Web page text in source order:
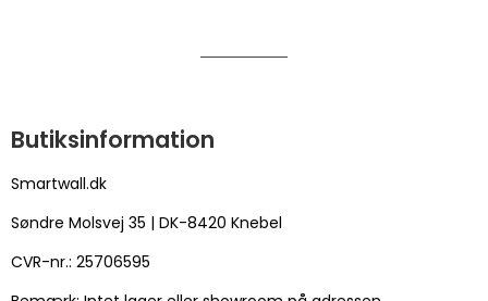
Butiksinformation
Smartwall.dk
Søndre Molsvej 35 | DK-8420 Knebel
CVR-nr.: 25706595